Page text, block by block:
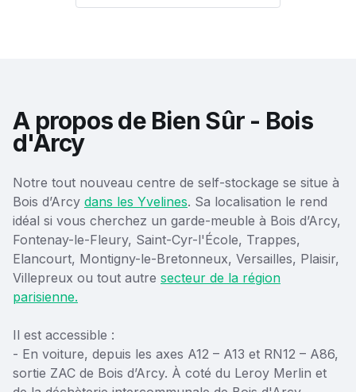
A propos de Bien Sûr - Bois
d'Arcy
Notre tout nouveau centre de self-stockage se situe à
Bois d’Arcy dans les Yvelines. Sa localisation le rend
idéal si vous cherchez un garde-meuble à Bois d’Arcy,
Fontenay-le-Fleury, Saint-Cyr-l'École, Trappes,
Elancourt, Montigny-le-Bretonneux, Versailles, Plaisir,
Villepreux ou tout autre secteur de la région
parisienne.
Il est accessible :
- En voiture, depuis les axes A12 – A13 et RN12 – A86,
sortie ZAC de Bois d’Arcy. À coté du Leroy Merlin et